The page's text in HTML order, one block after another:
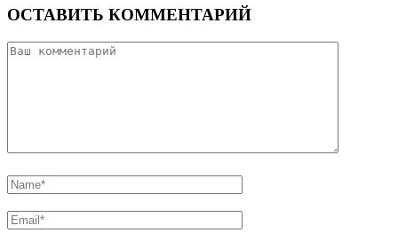
ОСТАВИТЬ КОММЕНТАРИЙ